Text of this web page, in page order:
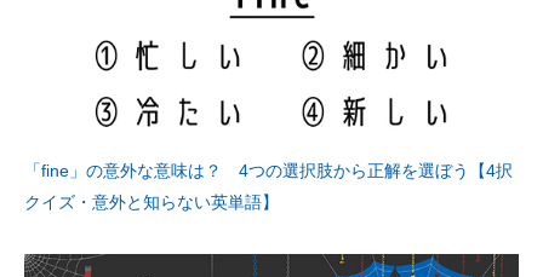
「fine」の意外な意味は？ 4つの選択肢から正解を選ぼう【4択
クイズ・意外と知らない英単語】